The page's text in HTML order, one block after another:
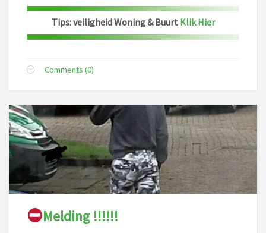
Tips: veiligheid Woning & Buurt Klik Hier
Comments (0)
Melding !!!!!!